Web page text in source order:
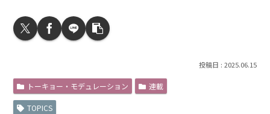
2025.06.15
トーキョー・モデュレーション 連載
TOPICS